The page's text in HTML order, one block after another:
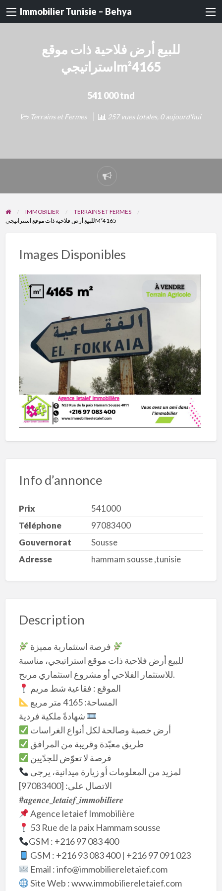
Immobilier Tunisie – Behya
للبيع أرض فلاحية ذات موقع
استراتيجيm²4165
541 000 tnd
Terrains et Fermes 257 vues totales, 0 aujourd'hui
Signaler
un
problème
IMMOBILIER
TERRAINS ET FERMES
للبيع أرض فلاحية ذات موقع استراتيجيM²4165
Images Disponibles
Info d’annonce
Prix
541000
Téléphone
97083400
Gouvernorat
Sousse
Adresse
hammam sousse ,tunisie
Description
للبيع أرض فلاحية ذات موقع استراتيجي، مناسبة
للاستثمار الفلاحي أو مشروع استثماري مربح.
الموقع : فقاعية شط مريم
المساحة: 4165 متر مربع
أرض خصبة وصالحة لكل أنواع الغراسات
طريق معبّدة وقريبة من المرافق
فرصة لا تعوّض للجدّيين
الاتصال على: [97083400]
#𝒂𝒈𝒆𝒏𝒄𝒆_𝒍𝒆𝒕𝒂𝒊𝒆𝒇_𝒊𝒎𝒎𝒐𝒃𝒊𝒍𝒊𝒆̀𝒓𝒆
Agence letaief Immobilière
53 Rue de la paix Hammam sousse
GSM : +216 97 083 400
GSM : +216 93 083 400 | +216 97 091 023
Email : info@immobiliereletaief.com
Site Web : www.immobiliereletaief.com